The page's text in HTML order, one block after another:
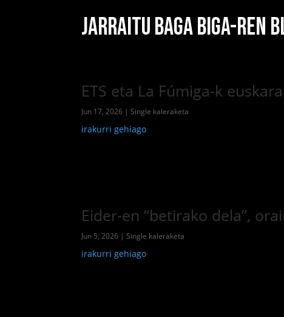
JARRAITU BAGA BIGA-REN
ETS eta La Fúmiga-k
Jun 17, 2026 |Single kaleraketa
irakurri gehiago
Eider-en “betirako dela”,
Jun 5, 2026 |Single kaleraketa
irakurri gehiago